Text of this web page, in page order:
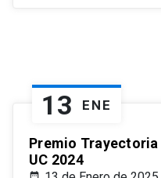
13 ENE
Premio Trayectoria
UC 2024